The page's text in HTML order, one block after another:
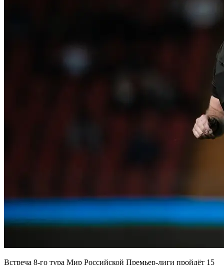
Встреча 8-го тура Мир Российской Премьер-лиги пройдёт 15